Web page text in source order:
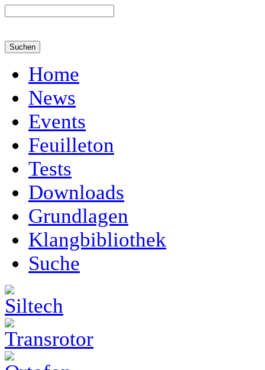
Home
News
Events
Feuilleton
Tests
Downloads
Grundlagen
Klangbibliothek
Suche